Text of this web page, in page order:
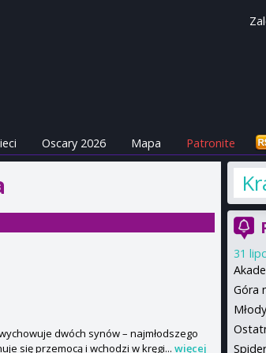
Oscary 2026 Mapa Patronite
dwóch synów – najmłodszego
się przemocą i wchodzi w kręgi... więcej
31
Góra